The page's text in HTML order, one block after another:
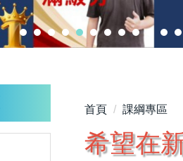
首頁 課綱專區
希望在